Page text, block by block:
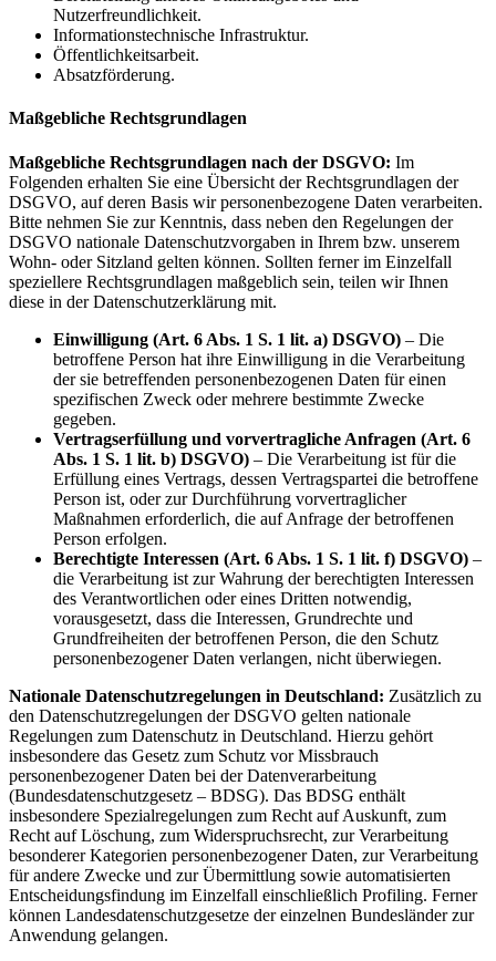
Nutzerfreundlichkeit.
Informationstechnische Infrastruktur.
Öffentlichkeitsarbeit.
Absatzförderung.
Maßgebliche Rechtsgrundlagen
Maßgebliche Rechtsgrundlagen nach der DSGVO: Im
Folgenden erhalten Sie eine Übersicht der Rechtsgrundlagen der
DSGVO, auf deren Basis wir personenbezogene Daten verarbeiten.
Bitte nehmen Sie zur Kenntnis, dass neben den Regelungen der
DSGVO nationale Datenschutzvorgaben in Ihrem bzw. unserem
Wohn- oder Sitzland gelten können. Sollten ferner im Einzelfall
speziellere Rechtsgrundlagen maßgeblich sein, teilen wir Ihnen
diese in der Datenschutzerklärung mit.
Einwilligung (Art. 6 Abs. 1 S. 1 lit. a) DSGVO) – Die
betroffene Person hat ihre Einwilligung in die Verarbeitung
der sie betreffenden personenbezogenen Daten für einen
spezifischen Zweck oder mehrere bestimmte Zwecke
gegeben.
Vertragserfüllung und vorvertragliche Anfragen (Art. 6
Abs. 1 S. 1 lit. b) DSGVO) – Die Verarbeitung ist für die
Erfüllung eines Vertrags, dessen Vertragspartei die betroffene
Person ist, oder zur Durchführung vorvertraglicher
Maßnahmen erforderlich, die auf Anfrage der betroffenen
Person erfolgen.
Berechtigte Interessen (Art. 6 Abs. 1 S. 1 lit. f) DSGVO) –
die Verarbeitung ist zur Wahrung der berechtigten Interessen
des Verantwortlichen oder eines Dritten notwendig,
vorausgesetzt, dass die Interessen, Grundrechte und
Grundfreiheiten der betroffenen Person, die den Schutz
personenbezogener Daten verlangen, nicht überwiegen.
Nationale Datenschutzregelungen in Deutschland: Zusätzlich zu
den Datenschutzregelungen der DSGVO gelten nationale
Regelungen zum Datenschutz in Deutschland. Hierzu gehört
insbesondere das Gesetz zum Schutz vor Missbrauch
personenbezogener Daten bei der Datenverarbeitung
(Bundesdatenschutzgesetz – BDSG). Das BDSG enthält
insbesondere Spezialregelungen zum Recht auf Auskunft, zum
Recht auf Löschung, zum Widerspruchsrecht, zur Verarbeitung
besonderer Kategorien personenbezogener Daten, zur Verarbeitung
für andere Zwecke und zur Übermittlung sowie automatisierten
Entscheidungsfindung im Einzelfall einschließlich Profiling. Ferner
können Landesdatenschutzgesetze der einzelnen Bundesländer zur
Anwendung gelangen.